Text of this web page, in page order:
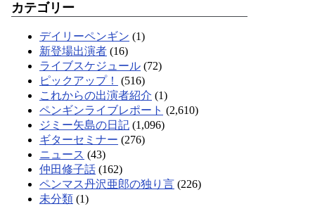
カテゴリー
デイリーペンギン (1)
新登場出演者 (16)
ライブスケジュール (72)
ピックアップ！
(516)
これからの出演者紹介 (1)
ペンギンライブレポート (2,610)
ジミー矢島の日記 (1,096)
ギターセミナー (276)
ニュース (43)
仲田修子話 (162)
ペンマス丹沢亜郎の独り言 (226)
未分類 (1)